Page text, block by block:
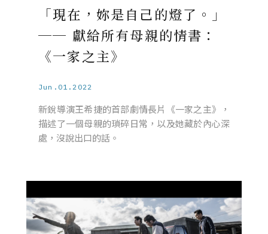
「現在，妳是自己的燈了。」
── 獻給所有母親的情書：
《一家之主》
Jun.01.2022
新銳導演王希捷的首部劇情長片《一家之主》，
描述了一個母親的瑣碎日常，以及她藏於內心深
處，沒說出口的話。